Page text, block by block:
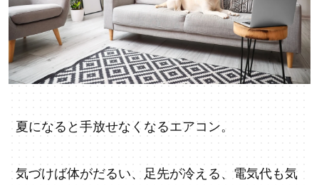
夏になると手放せなくなるエアコン。
気づけば体がだるい、足先が冷える、電気代も気